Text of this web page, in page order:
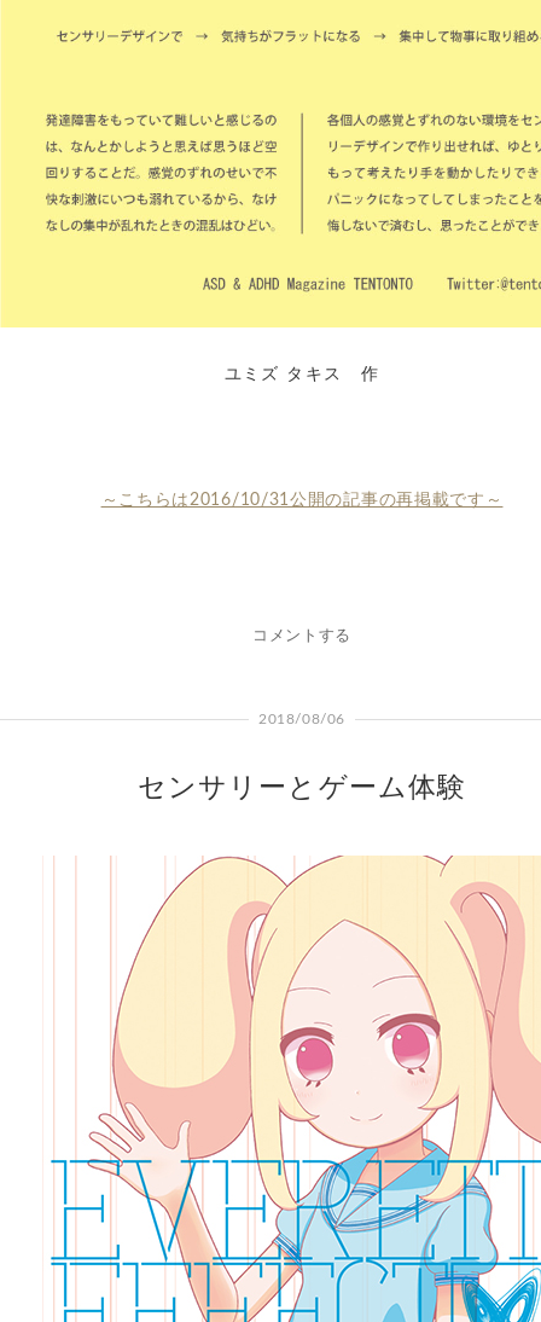
ユミズ タキス 作
～こちらは2016/10/31公開の記事の再掲載です～
コメントする
2018/08/06
センサリーとゲーム体験